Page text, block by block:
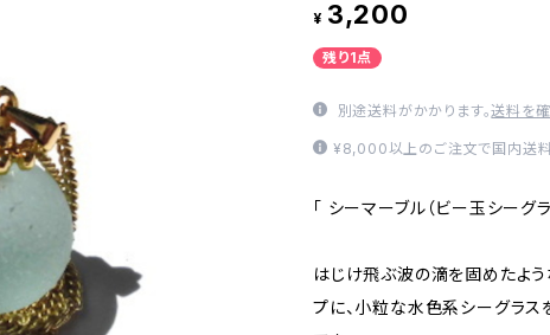
¥ 3,200
残り1点
別途送料がかかります。送料を
¥8,000以上のご注文で国内送料
「 シーマーブル（ビー玉シーグ
はじけ飛ぶ波の滴を固めたよ
プに、小粒な水色系シーグラス